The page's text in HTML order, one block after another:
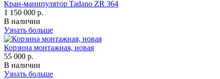
Кран-манипулятор Tadano ZR 364
1 150 000 р.
В наличии
Узнать больше
Корзина монтажная, новая
55 000 р.
В наличии
Узнать больше